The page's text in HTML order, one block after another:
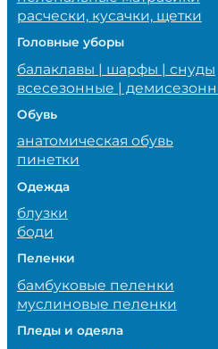
расчески, кусачки, щетки
Головные уборы
балаклавы | шарфы | снуды
всесезонные |
Обувь
анатомическая обувь
пинетки
Одежда
блузки
боди
Пеленки
бамбуковые пеленки
муслиновые пеленки
Пледы и одеяла